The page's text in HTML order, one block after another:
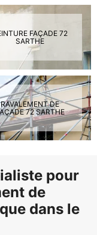
FAÇADE 72
SARTHE
RAVALEMENT DE
72 SARTHE
pour
de
dans le